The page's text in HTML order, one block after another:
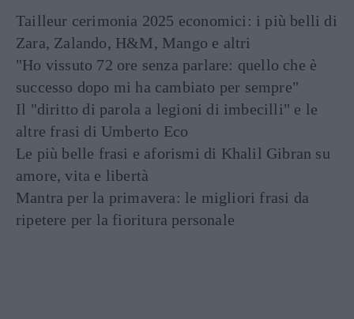
Tailleur cerimonia 2025 economici: i più belli di
Zara, Zalando, H&M, Mango e altri
"Ho vissuto 72 ore senza parlare: quello che è
successo dopo mi ha cambiato per sempre"
Il "diritto di parola a legioni di imbecilli" e le
altre frasi di Umberto Eco
Le più belle frasi e aforismi di Khalil Gibran su
amore, vita e libertà
Mantra per la primavera: le migliori frasi da
ripetere per la fioritura personale